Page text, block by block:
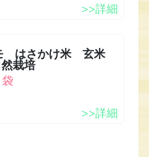
>>詳細
はさかけ米 玄米
栽培
>>詳細